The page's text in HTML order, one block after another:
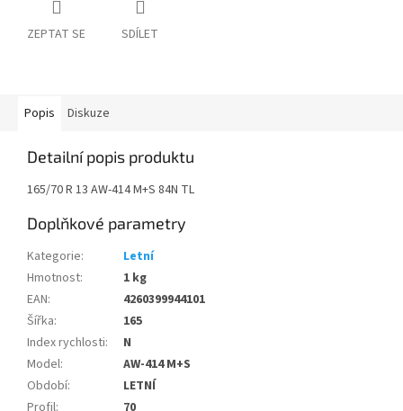
ZEPTAT SE SDÍLET
Popis Diskuze
Detailní popis produktu
165/70 R 13 AW-414 M+S 84N TL
Doplňkové parametry
Kategorie:
Letní
Hmotnost:
1 kg
EAN:
4260399944101
Šířka:
165
Index rychlosti:
N
Model:
AW-414 M+S
Období:
LETNÍ